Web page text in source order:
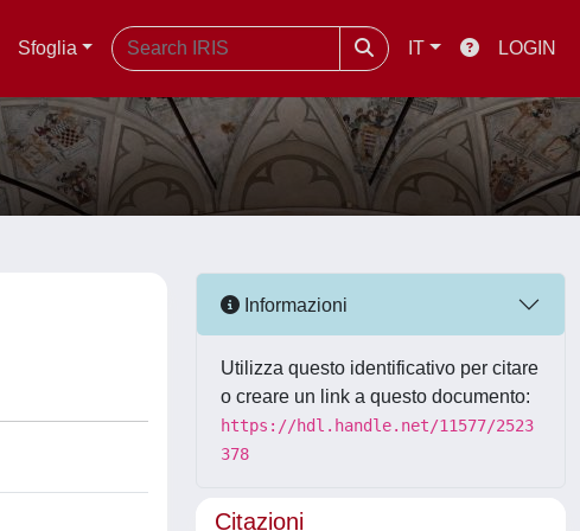
Sfoglia IT LOGIN
Informazioni
Utilizza questo identificativo per citare
o creare un link a questo documento:
https://hdl.handle.net/11577/2523
378
Citazioni